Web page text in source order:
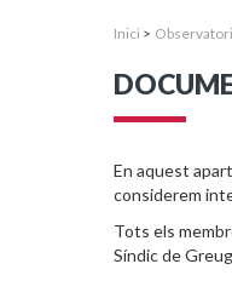
Inici >
En aquest
considerem
Tots els
Síndic de